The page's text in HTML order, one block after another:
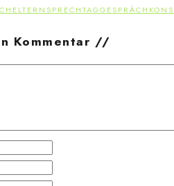
ELTERNSPRECHTAGGESPRÄCH
Kommentar //